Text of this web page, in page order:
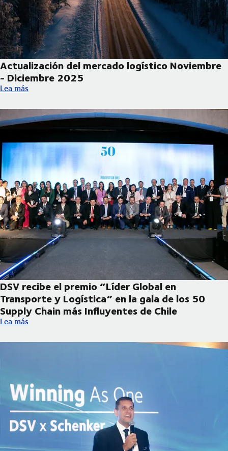
Actualización del mercado logístico Noviembre
- Diciembre 2025
Actualización del mercado logístico Noviembre - Diciembre
Lea más
DSV recibe el premio “Líder Global en
Transporte y Logística” en la gala de los 50
Supply Chain más Influyentes de Chile
DSV recibe el premio “Líder Global en Transporte y Logística”
Lea más